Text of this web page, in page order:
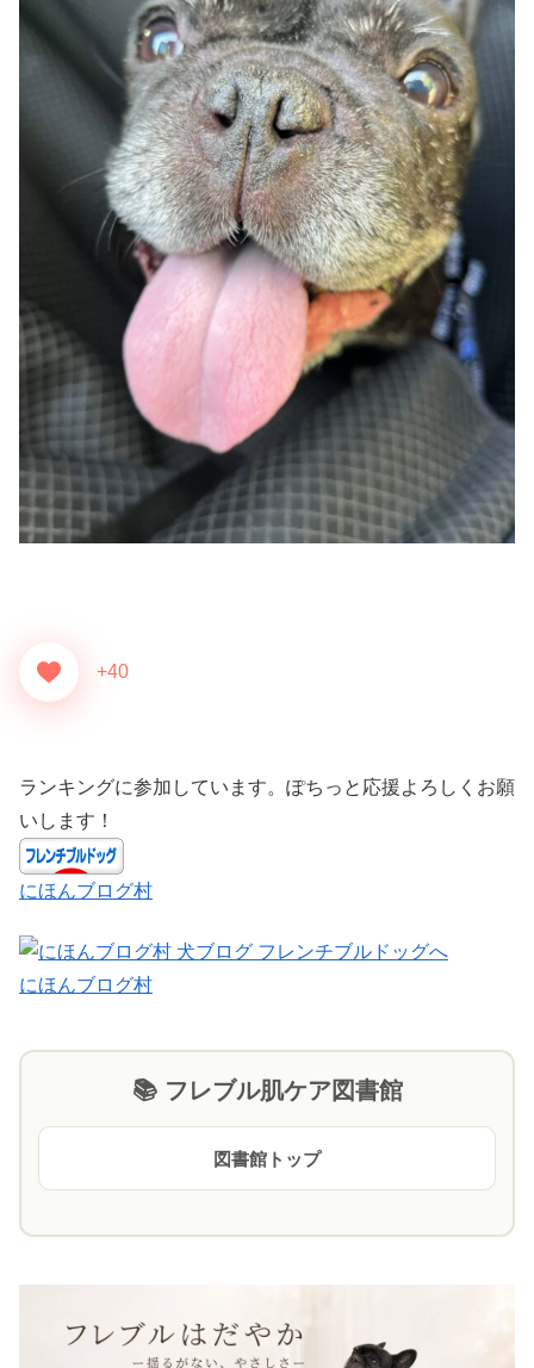
+40
ランキングに参加しています。ぽちっと応援よろしくお願
いします！
にほんブログ村
にほんブログ村
📚 フレブル肌ケア図書館
図書館トップ